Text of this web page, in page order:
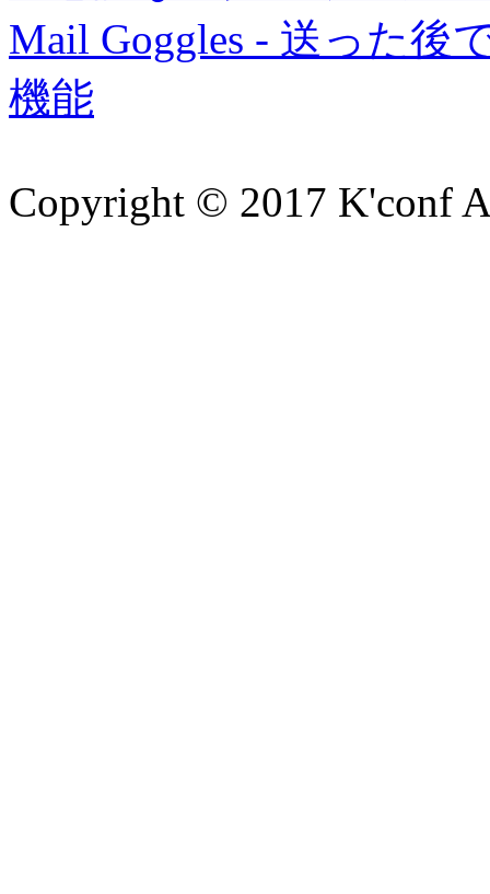
Mail Goggles - 送った後
機能
Copyright © 2017 K'conf